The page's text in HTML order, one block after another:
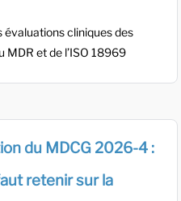
évaluations cliniques des
MDR et de l’ISO 18969
du MDCG 2026-4 :
retenir sur la